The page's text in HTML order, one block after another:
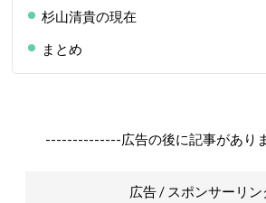
杉山清貴の現在
まとめ
--------------広告の後に記事があ
広告 / スポンサーリン